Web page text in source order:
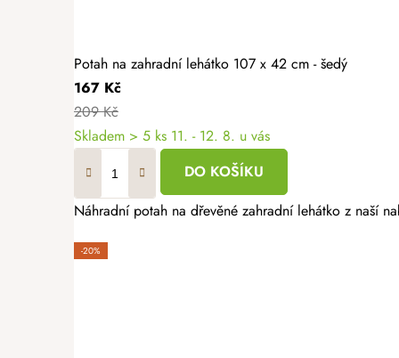
Potah na zahradní lehátko 107 x 42 cm - šedý
167 Kč
209 Kč
Skladem > 5 ks 11. - 12. 8. u vás
DO KOŠÍKU
Náhradní potah na dřevěné zahradní lehátko z naší
-20%